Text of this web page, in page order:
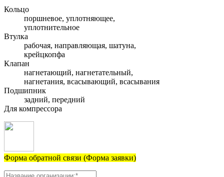
Кольцо
поршневое, уплотняющее,
уплотнительное
Втулка
рабочая, направляющая, шатуна,
крейцкопфа
Клапан
нагнетающий, нагнетательный,
нагнетания, всасывающий, всасывания
Подшипник
задний, передний
Для компрессора
Форма обратной связи (Форма заявки)